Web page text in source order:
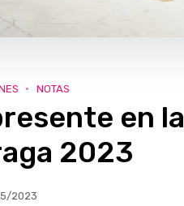
NOTAS
en la
2023
2023